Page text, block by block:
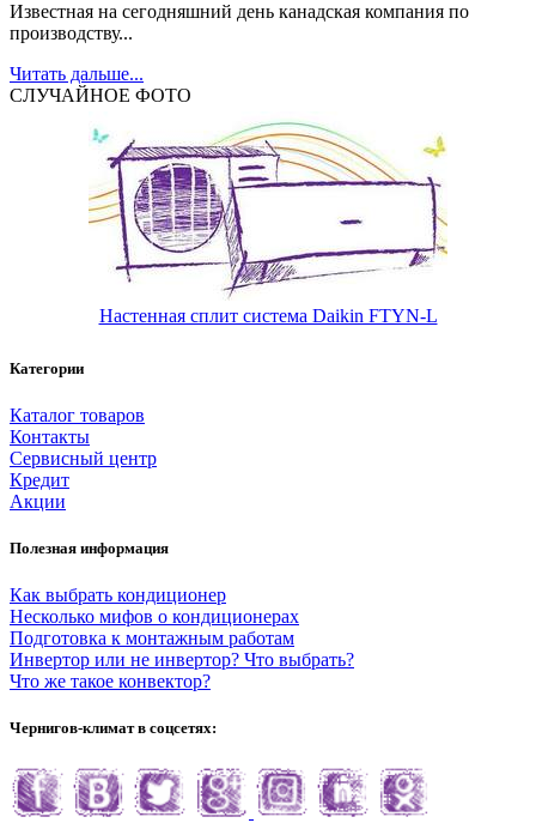
Известная на сегодняшний день канадская компания по
производству...
Читать дальше...
СЛУЧАЙНОЕ ФОТО
Настенная сплит система Daikin FTYN-L
Категории
Каталог товаров
Контакты
Сервисный центр
Кредит
Акции
Полезная информация
Как выбрать кондиционер
Несколько мифов о кондиционерах
Подготовка к монтажным работам
Инвертор или не инвертор? Что выбрать?
Что же такое конвектор?
Чернигов-климат в соцсетях: